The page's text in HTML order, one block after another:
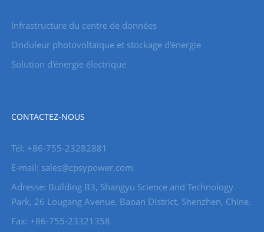
Infrastructure du centre de données
Onduleur photovoltaïque et stockage d'énergie
Solution d'énergie électrique
CONTACTEZ-NOUS
Tél: +86-755-23282881
E-mail: sales@cpsypower.com
Adresse: Building B3, Shangyu Science and Technology
Park, 26 Lougang Avenue, Baoan District, Shenzhen, Chine.
Fax: +86-755-23321358